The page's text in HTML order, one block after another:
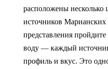
расположены
источников
представления
воду — каждый
профиль и вкус. Это